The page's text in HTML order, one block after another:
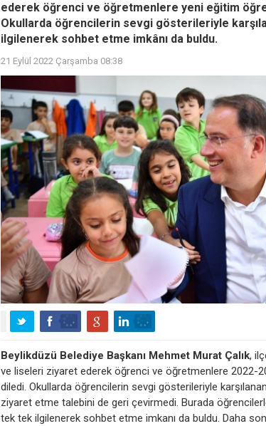
ederek öğrenci ve öğretmenlere yeni eğitim
Okullarda öğrencilerin sevgi gösterileriyle
ilgilenerek sohbet etme imkânı da buldu.
21 Eylül 2022 Çarşamba 08:38
Beylikdüzü Belediye Başkanı Mehmet Murat Çalık,
ve liseleri ziyaret ederek öğrenci ve öğretmenlere 2022-
diledi. Okullarda öğrencilerin sevgi gösterileriyle karşılanan
ziyaret etme talebini de geri çevirmedi. Burada
tek tek ilgilenerek sohbet etme imkanı da buldu. Daha